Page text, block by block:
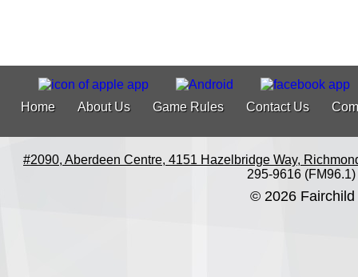
Home About Us Game Rules Contact Us
#2090, Aberdeen Centre, 4151 Hazelbridge Way,
295-9616 (FM96.1)
© 2026 Fairchild